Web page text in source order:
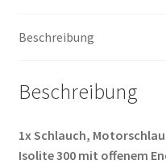
mit
CE
Menge
Beschreibung
Beschreibung
1x Schlauch,
Isolite 300 mit offenem